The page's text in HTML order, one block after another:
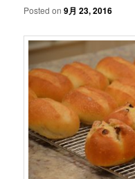
Posted on9月 23, 2016